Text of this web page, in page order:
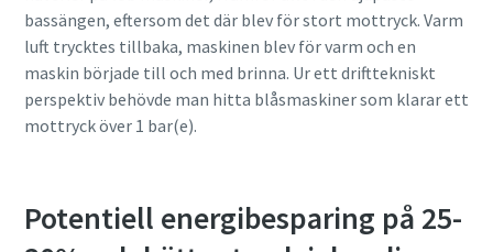
bassängen, eftersom det där blev för stort mottryck. Varm
luft trycktes tillbaka, maskinen blev för varm och en
maskin började till och med brinna. Ur ett drifttekniskt
perspektiv behövde man hitta blåsmaskiner som klarar ett
mottryck över 1 bar(e).
Potentiell energibesparing på 25-